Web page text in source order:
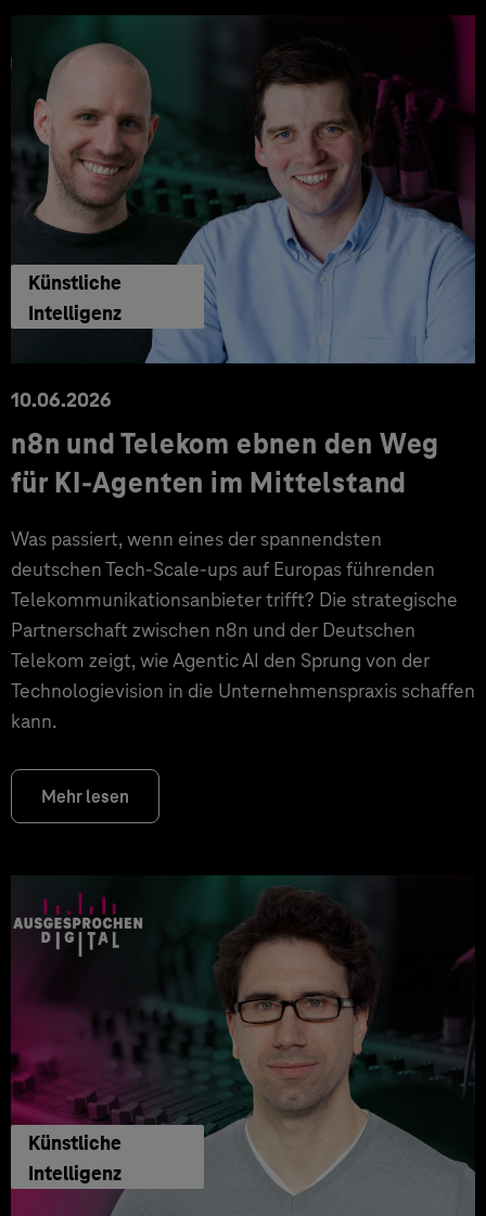
Künstliche
Intelligenz
10.06.2026
n8n und Telekom ebnen den Weg
für KI-Agenten im Mittelstand
Was passiert, wenn eines der spannendsten
deutschen Tech-Scale-ups auf Europas führenden
Telekommunikationsanbieter trifft? Die strategische
Partnerschaft zwischen n8n und der Deutschen
Telekom zeigt, wie Agentic AI den Sprung von der
Technologievision in die Unternehmenspraxis schaffen
kann.
Mehr lesen
Künstliche
Intelligenz